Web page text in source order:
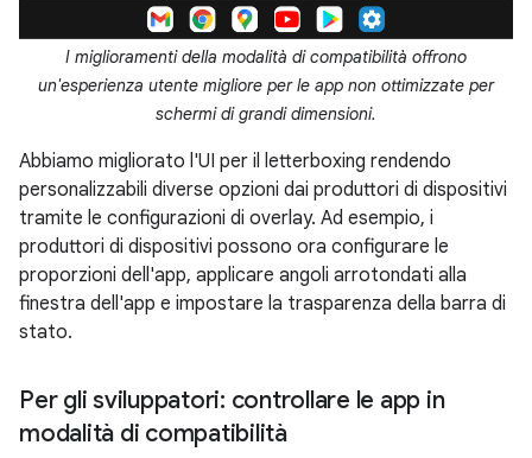
I miglioramenti della modalità di compatibilità offrono
un'esperienza utente migliore per le app non ottimizzate per
schermi di grandi dimensioni.
Abbiamo migliorato l'UI per il letterboxing rendendo
personalizzabili diverse opzioni dai produttori di dispositivi
tramite le configurazioni di overlay. Ad esempio, i
produttori di dispositivi possono ora configurare le
proporzioni dell'app, applicare angoli arrotondati alla
finestra dell'app e impostare la trasparenza della barra di
stato.
Per gli sviluppatori: controllare le app in
modalità di compatibilità